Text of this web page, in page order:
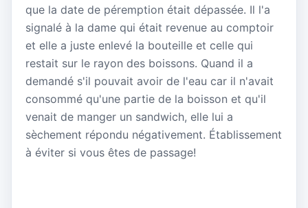
que la date de péremption était dépassée. Il l'a
signalé à la dame qui était revenue au comptoir
et elle a juste enlevé la bouteille et celle qui
restait sur le rayon des boissons. Quand il a
demandé s'il pouvait avoir de l'eau car il n'avait
consommé qu'une partie de la boisson et qu'il
venait de manger un sandwich, elle lui a
sèchement répondu négativement. Établissement
à éviter si vous êtes de passage!